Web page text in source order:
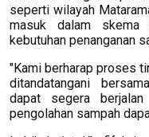
seperti wilayah
masuk dalam skema
kebutuhan penanganan
"Kami berharap proses
ditandatangani
dapat segera
pengolahan sampah